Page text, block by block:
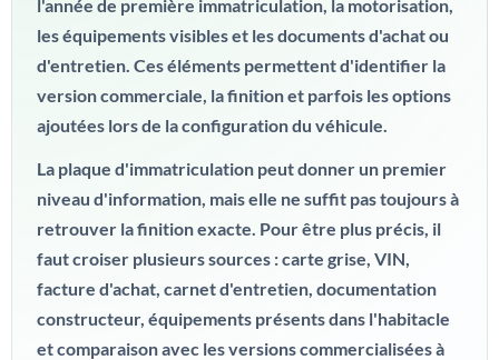
l'année de première immatriculation, la motorisation,
les équipements visibles et les documents d'achat ou
d'entretien. Ces éléments permettent d'identifier la
version commerciale, la finition et parfois les options
ajoutées lors de la configuration du véhicule.
La plaque d'immatriculation peut donner un premier
niveau d'information, mais elle ne suffit pas toujours à
retrouver la finition exacte. Pour être plus précis, il
faut croiser plusieurs sources : carte grise, VIN,
facture d'achat, carnet d'entretien, documentation
constructeur, équipements présents dans l'habitacle
et comparaison avec les versions commercialisées à